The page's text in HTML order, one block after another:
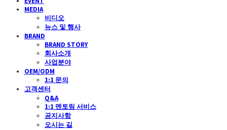
MEDIA
비디오
뉴스 및 행사
BRAND
BRAND STORY
회사소개
사업분야
OEM/ODM
1:1 문의
고객센터
Q&A
1:1 멘토링 서비스
공지사항
오시는 길